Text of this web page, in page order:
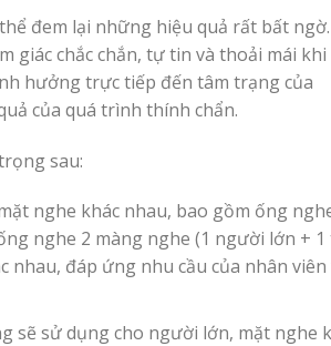
đem lại những hiệu quả rất bất ngờ.
giác chắc chắn, tự tin và thoải mái
hưởng trực tiếp đến tâm trạng của
của quá trình thính chẩn.
sau:
nghe khác nhau, bao gồm ống
nghe 2 màng nghe (1 người lớn +
nhau, đáp ứng nhu cầu của nhân viên
sẽ sử dụng cho người lớn, mặt nghe